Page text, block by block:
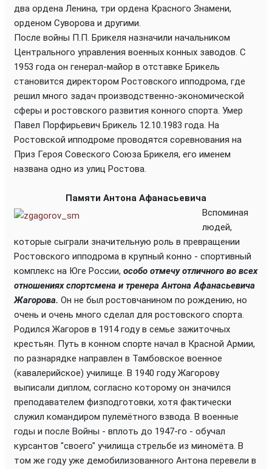
два ордена Ленина, три ордена Красного Знамени,
орденом Суворова и другими.
После войны П.П. Брикеля назначили начальником
Центрального управления военных конных заводов. С
1953 года он генерал-майор в отставке Брикель
становится директором Ростовского ипподрома, где
решил много задач производственно-экономической
сферы и ростовского развития конного спорта. Умер
Павел Порфирьевич Брикель 12.10.1983 года. На
Ростовской ипподроме проводятся соревнования на
Приз Героя Совеского Союза Брикеля, его именем
названа одно из улиц Ростова.
Памяти Антона Афанасьевича
Вспоминая
людей,
которые сыграли значительную роль в превращении
Ростовского ипподрома в крупный конно - спортивный
комплекс на Юге России, особо отмечу отличного во всех
отношениях спортсмена и тренера Антона Афанасьевича
Жагорова. Он не был ростовчанином по рождению, но
очень и очень много сделал для ростовского спорта.
Родился Жагоров в 1914 году в семье зажиточных
крестьян. Путь в конном спорте начал в Красной Армии,
по разнарядке направлен в Тамбовское военное
(кавалерийское) училище. В 1940 году Жагорову
выписали диплом, согласно которому он значился
преподавателем физподготовки, хотя фактически
служил командиром пулемётного взвода. В военные
годы и после Войны - вплоть до 1947-го - обучал
курсантов "своего" училища стрельбе из миномёта. В
том же году уже демобилизованного Антона перевели в